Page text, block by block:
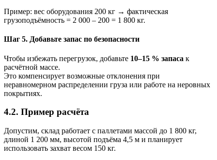
Пример: вес оборудования 200 кг → фактическая
грузоподъёмность = 2 000 – 200 = 1 800 кг.
Шаг 5. Добавьте запас по безопасности
Чтобы избежать перегрузок, добавьте 10–15 % запаса к
расчётной массе.
Это компенсирует возможные отклонения при
неравномерном распределении груза или работе на неровных
покрытиях.
4.2. Пример расчёта
Допустим, склад работает с паллетами массой до 1 800 кг,
длиной 1 200 мм, высотой подъёма 4,5 м и планирует
использовать захват весом 150 кг.